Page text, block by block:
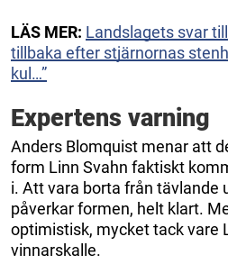
LÄS MER: Landslagets svar
tillbaka efter stjärnornas
kul…”
Expertens varning
Anders Blomquist menar att
form Linn Svahn faktiskt
i. Att vara borta från tävlande
påverkar formen, helt klart.
optimistisk, mycket tack vare
vinnarskalle.